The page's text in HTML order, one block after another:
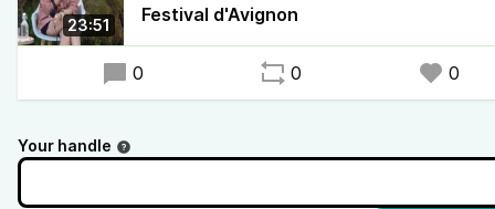
23:51
Festival d'Avignon
0 0 0
Your handle